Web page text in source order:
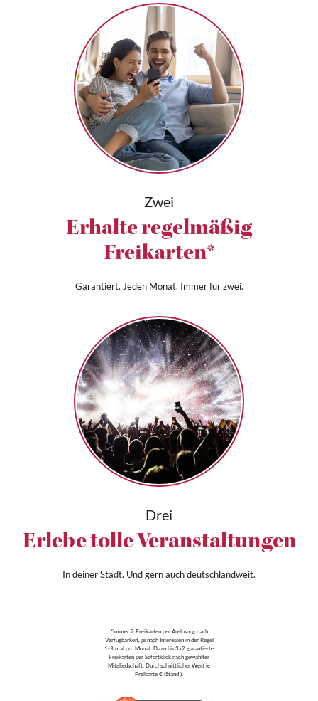
Zwei
Erhalte regelmäßig
Freikarten*
Garantiert. Jeden Monat. Immer für zwei.
Drei
Erlebe tolle Veranstaltungen
In deiner Stadt. Und gern auch deutschlandweit.
*Immer 2 Freikarten per Auslosung nach
Verfügbarkeit, je nach Interessen in der Regel
1-3 mal pro Monat. Dazu bis 3x2 garantierte
Freikarten per Sofortklick nach gewählter
Mitgliedschaft. Durchschnittlicher Wert je
Freikarte € (Stand ).